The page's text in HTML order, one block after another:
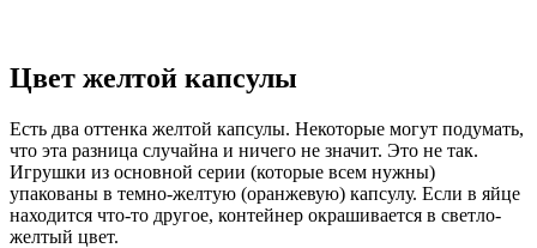
Цвет желтой капсулы
Есть два оттенка желтой капсулы. Некоторые могут подумать,
что эта разница случайна и ничего не значит. Это не так.
Игрушки из основной серии (которые всем нужны)
упакованы в темно-желтую (оранжевую) капсулу. Если в яйце
находится что-то другое, контейнер окрашивается в светло-
желтый цвет.